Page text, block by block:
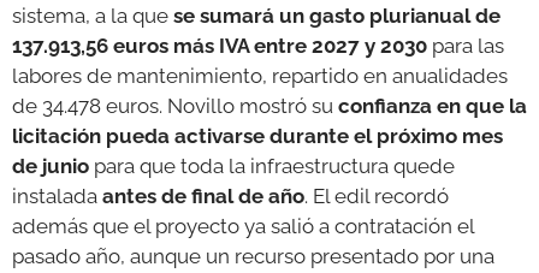
sistema, a la que se sumará un gasto plurianual de
137.913,56 euros más IVA entre 2027 y 2030 para las
labores de mantenimiento, repartido en anualidades
de 34.478 euros. Novillo mostró su confianza en que la
licitación pueda activarse durante el próximo mes
de junio para que toda la infraestructura quede
instalada antes de final de año. El edil recordó
además que el proyecto ya salió a contratación el
pasado año, aunque un recurso presentado por una